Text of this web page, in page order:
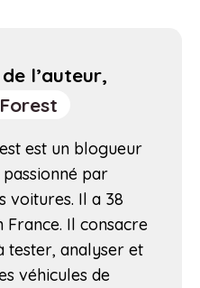
l’auteur,
est un blogueur
par
voitures. Il a 38
France. Il consacre
tester, analyser et
véhicules de